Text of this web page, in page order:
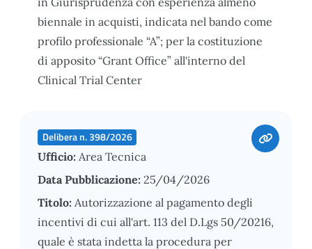
biennale in acquisti, indicata nel bando come
profilo professionale “A”; per la costituzione
di apposito “Grant Office” all'interno del
Clinical Trial Center
Delibera n. 398/2026
Ufficio: Area Tecnica
Data Pubblicazione: 25/04/2026
Titolo: Autorizzazione al pagamento degli
incentivi di cui all'art. 113 del D.Lgs 50/20216,
quale è stata indetta la procedura per